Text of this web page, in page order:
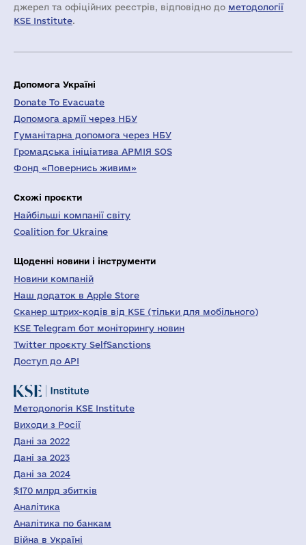
джерел та офіційних реєстрів, відповідно до методології
KSE Institute.
Допомога Україні
Donate To Evacuate
Допомога армії через НБУ
Гуманітарна допомога через НБУ
Громадська ініціатива АРМІЯ SOS
Фонд «Повернись живим»
Схожі проєкти
Найбільші компанії світу
Coalition for Ukraine
Щоденні новини і інструменти
Новини компаній
Наш додаток в Apple Store
Сканер штрих-кодів від KSE (тільки для мобільного)
KSE Telegram бот моніторингу новин
Twitter проєкту SelfSanctions
Доступ до API
Методологія KSE Institute
Виходи з Росії
Дані за 2022
Дані за 2023
Дані за 2024
$170 млрд збитків
Аналітика
Аналітика по банкам
Війна в Україні